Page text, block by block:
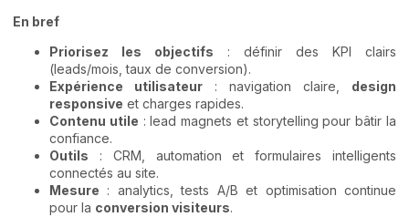
En bref
Priorisez les objectifs : définir des KPI clairs
(leads/mois, taux de conversion).
Expérience utilisateur : navigation claire, design
responsive et charges rapides.
Contenu utile : lead magnets et storytelling pour bâtir la
confiance.
Outils : CRM, automation et formulaires intelligents
connectés au site.
Mesure : analytics, tests A/B et optimisation continue
pour la conversion visiteurs.